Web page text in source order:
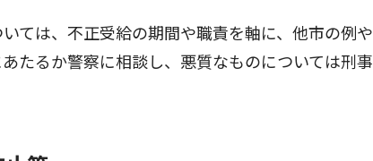
ては、不正受給の期間や職責を軸に、他市の例
たるか警察に相談し、悪質なものについては刑